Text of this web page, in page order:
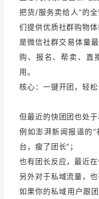
有赞云
把货/服务卖给人”的
们提供优质社群购物体
是微信社群交易体量
购、报名、帮卖、直
用。
核心：一键开团，轻
但最近的快团团也处
例如澎湃新闻报道的
台，瘦了团长”；
也有团长反应，最近
另外对于私域流量，
如果你的私域用户跟